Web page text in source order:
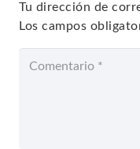
Tu dirección de
Los campos